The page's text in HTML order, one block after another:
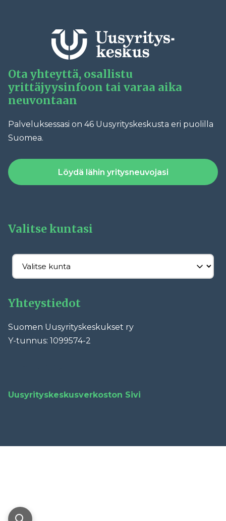
Ota yhteyttä, osallistu
yrittäjyysinfoon tai varaa aika
neuvontaan
Palveluksessasi on 46 Uusyrityskeskusta eri puolilla
Suomea.
Löydä lähin yritysneuvojasi
Valitse kuntasi
Yhteystiedot
Suomen Uusyrityskeskukset ry
Y-tunnus: 1099574-2
Uusyrityskeskusverkoston Sivi